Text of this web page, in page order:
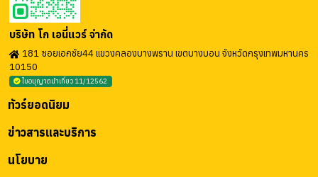
บริษัท โก เอนี่แวร์ จำกัด
181 ซอยเอกชัย44 แขวงคลองบางพราน เขตบางบอน จังหวัดกรุงเทพมหานคร
10150
ใบอนุญาตนำเที่ยว 11/12562
นโยบาย
ข่าวสารและบริการ
ทัวร์ยอดนิยม